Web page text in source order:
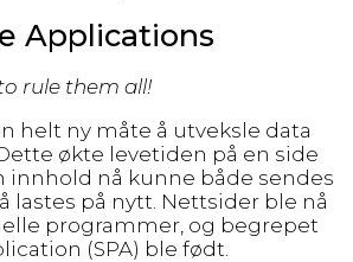
Applications
rule them all!
helt ny måte å utveksle data
økte levetiden på en side
innhold nå kunne både sendes
lastes på nytt. Nettsider ble nå
programmer, og begrepet
(SPA) ble født.